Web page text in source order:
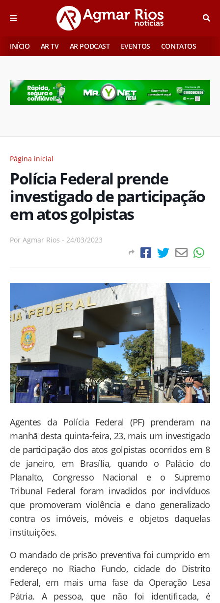
INÍCIO AR TV AR PODCAST EVENTOS CONTATOS
Página inicial
Polícia Federal prende
investigado de participação
em atos golpistas
Por Agmar Rios - 24/03/2023
Agentes da Polícia Federal (PF) prenderam na
manhã desta quinta-feira, 23, mais um investigado
de participação dos atos golpistas ocorridos em 8
de janeiro, em Brasília, quando o Palácio do
Planalto, Congresso Nacional e o Supremo
Tribunal Federal foram invadidos por indivíduos
que promoveram violência e dano generalizado
contra os imóveis, móveis e objetos daquelas
instituições.
O mandado de prisão preventiva foi cumprido em
endereço no Riacho Fundo, cidade do Distrito
Federal, em mais uma fase da Operação Lesa
Pátria. A pessoa, que não foi identificada, é